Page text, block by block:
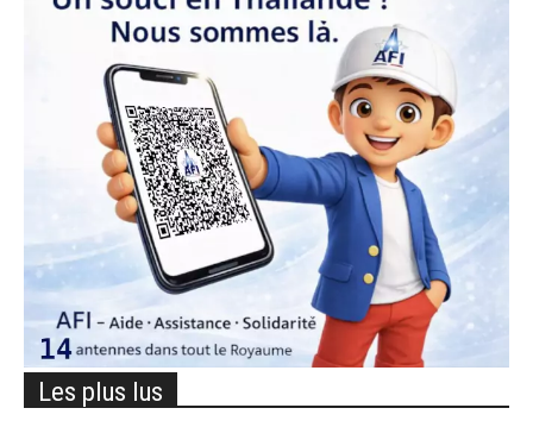
Les plus lus